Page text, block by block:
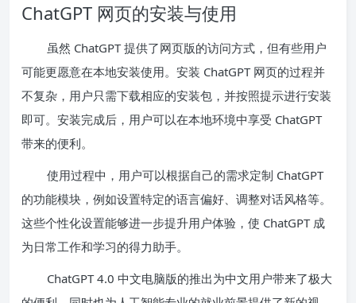
ChatGPT 网页的安装与使用
虽然 ChatGPT 提供了网页版的访问方式，但有些用户
可能更愿意在本地安装使用。安装 ChatGPT 网页的过程并
不复杂，用户只需下载相应的安装包，并按照提示进行安装
即可。安装完成后，用户可以在本地环境中享受 ChatGPT
带来的便利。
使用过程中，用户可以根据自己的需求定制 ChatGPT
的功能模块，例如设置特定的语言偏好、调整对话风格等。
这些个性化设置能够进一步提升用户体验，使 ChatGPT 成
为日常工作和学习的得力助手。
ChatGPT 4.0 中文电脑版的推出为中文用户带来了极大